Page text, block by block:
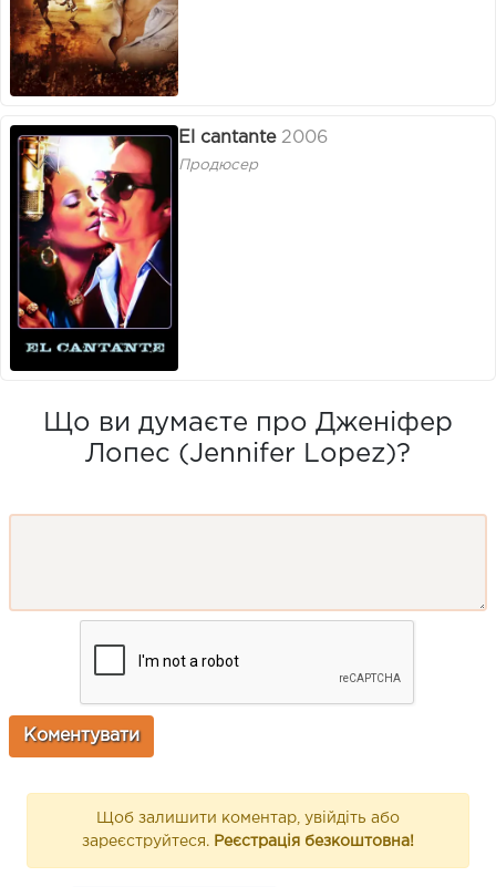
El cantante 2006
Продюсер
Що ви думаєте про Дженіфер
Лопес (Jennifer Lopez)?
Щоб залишити коментар, увійдіть або
зареєструйтеся. Реєстрація безкоштовна!